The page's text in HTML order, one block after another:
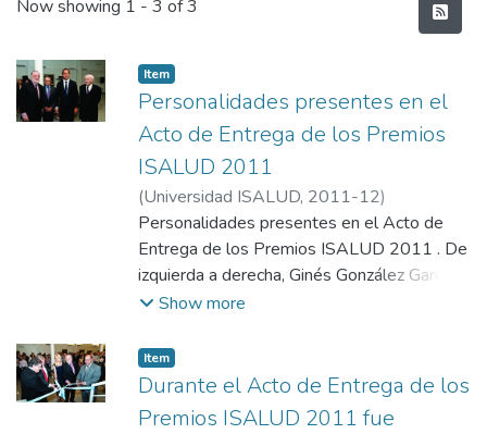
Now showing 1 - 3 of 3
Item
Personalidades presentes en el
Acto de Entrega de los Premios
ISALUD 2011
(Universidad ISALUD, 2011-12)
Departamento de Comunicación,
Universidad ISALUD
Personalidades presentes en el Acto de
Entrega de los Premios ISALUD 2011 . De
izquierda a derecha, Ginés González García;
Eduardo Eurnekián, presidente de
gobernador de la provincia de Buenos Aires;
y Mario González Astorquiza, presidente de
la Fundación ISALUD.
Show more
Item
Durante el Acto de Entrega de los
Premios ISALUD 2011 fue